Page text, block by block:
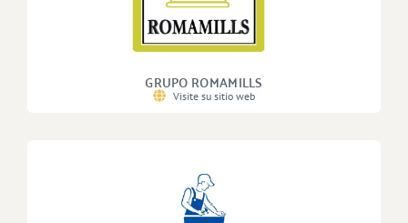
GRUPO ROMAMILLS
Visite su sitio web